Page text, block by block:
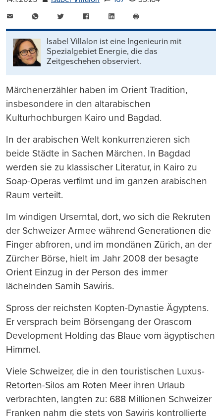
WhatsAppTwitter FacebookLinkedIn
drucken
Isabel Villalon ist eine Ingenieurin mit
Spezialgebiet Energie, die das
Zeitgeschehen observiert.
Märchenerzähler haben im Orient Tradition,
insbesondere in den altarabischen
Kulturhochburgen Kairo und Bagdad.
In der arabischen Welt konkurrenzieren sich
beide Städte in Sachen Märchen. In Bagdad
werden sie zu klassischer Literatur, in Kairo zu
Soap-Operas verfilmt und im ganzen arabischen
Raum verteilt.
Im windigen Urserntal, dort, wo sich die Rekruten
der Schweizer Armee während Generationen die
Finger abfroren, und im mondänen Zürich, an der
Zürcher Börse, hielt im Jahr 2008 der besagte
Orient Einzug in der Person des immer
lächelnden Samih Sawiris.
Spross der reichsten Kopten-Dynastie Ägyptens.
Er versprach beim Börsengang der Orascom
Development Holding das Blaue vom ägyptischen
Himmel.
Viele Schweizer, die in den touristischen Luxus-
Retorten-Silos am Roten Meer ihren Urlaub
verbrachten, langten zu: 688 Millionen Schweizer
Franken nahm die stets von Sawiris kontrollierte